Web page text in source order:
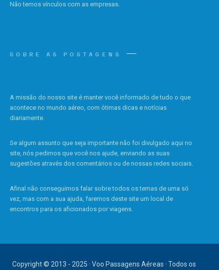
Não temos vínculos com as empresas.
SOBRE AS POSTAGENS
A missão do nosso site é manter você informado de tudo o que
acontece no mundo aéreo, com ótimas dicas e notícias
diariamente.
Se algum assunto que seja importante não foi divulgado aqui no
site, nós pedimos que você nos ajude, enviando as suas
sugestões através dos comentários ou de nossas redes sociais.
Afinal não conseguimos falar sobre todos os temas de uma só
vez, mas com a sua ajuda, faremos deste site um local de
encontros para os aficionados por viagens.
Copyright © 2013 - 2025 · Voo Passagens Aéreas · Todos os